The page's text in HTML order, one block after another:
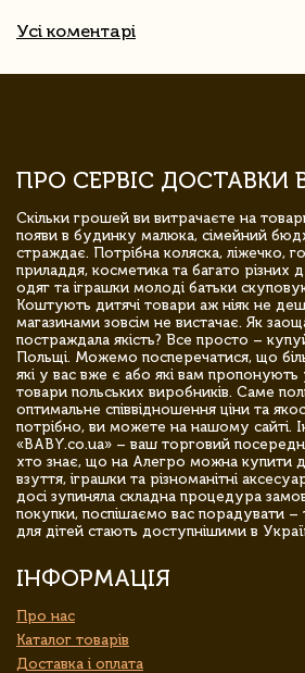
Усі коментарі
ПРО СЕРВІС ДОСТАВКИ
Скільки грошей ви витрачаєте на
появи в будинку малюка, сімейний
страждає. Потрібна коляска, ліжечко,
приладдя, косметика та багато різних
одяг та іграшки молоді батьки
Коштують дитячі товари аж ніяк не
магазинами зовсім не вистачає. Як
постраждала якість? Все просто –
Польщі. Можемо посперечатися, що
які у вас вже є або які вам пропонують
товари польських виробників. Саме
оптимальне співвідношення ціни та
потрібно, ви можете на нашому сайті.
«BABY.co.ua» – ваш торговий
хто знає, що на Алегро можна купити
взуття, іграшки та різноманітні
досі зупиняла складна процедура
покупки, поспішаємо вас порадувати –
для дітей стають доступнішими в
ІНФОРМАЦІЯ
Про нас
Каталог товарів
Доставка і оплата